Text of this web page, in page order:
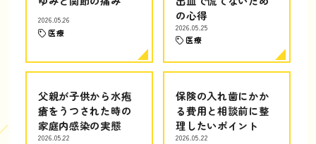
2026.05.26
医療
の心得
2026.05.25
医療
父親が子供から水疱
瘡をうつされた時の
家庭内感染の実態
2026.05.22
保険の入れ歯にかか
る費用と相談前に整
理したいポイント
2026.05.22